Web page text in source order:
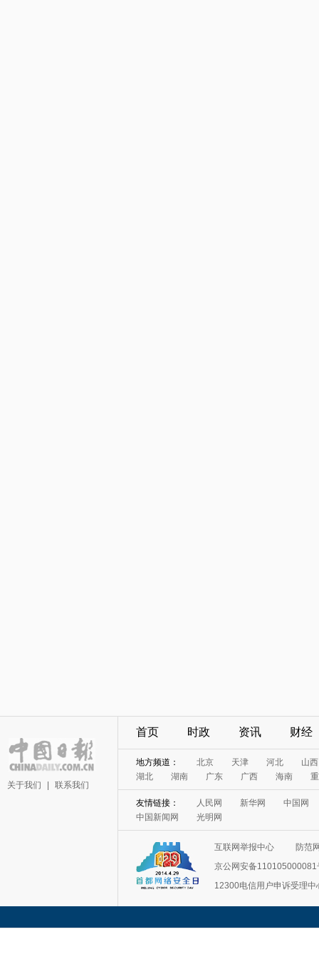
关于我们 联系我们
首页 时政 资讯 财经
地方频道： 北京 天津 河北
山西
湖北
湖南 广东 广西 海南
友情链接： 人民网 新华网
中国网
中国新闻网
光明网
互联网举报中心
防范
京公网安备110105000081
12300电信用户申诉受理中